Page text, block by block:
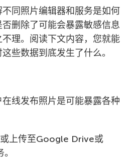
同照片编辑器和服务是如何
删除了可能会暴露敏感信息
理。阅读下文内容，您就能
些数据到底发生了什么。
线发布照片是可能暴露各种
上传至Google Drive或